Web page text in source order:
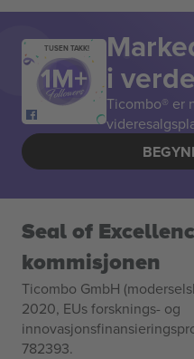
TUSEN TAKK!
i
Ticombo® er
Seal of
kommisjonen
Ticombo GmbH
2020, EUs forsknings- og
782393.